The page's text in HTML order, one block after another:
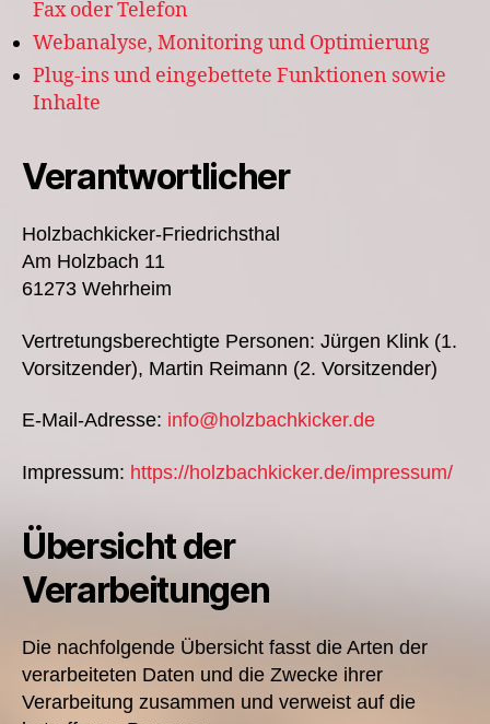
Fax oder Telefon
Webanalyse, Monitoring und Optimierung
Plug-ins und eingebettete Funktionen sowie
Inhalte
Verantwortlicher
Holzbachkicker-Friedrichsthal
Am Holzbach 11
61273 Wehrheim
Vertretungsberechtigte Personen: Jürgen Klink (1.
Vorsitzender), Martin Reimann (2. Vorsitzender)
E-Mail-Adresse: info@holzbachkicker.de
Impressum: https://holzbachkicker.de/impressum/
Übersicht der
Verarbeitungen
Die nachfolgende Übersicht fasst die Arten der
verarbeiteten Daten und die Zwecke ihrer
Verarbeitung zusammen und verweist auf die